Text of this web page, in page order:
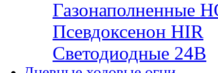
Газонаполненные
Псевдоксенон HIR
Cветодиодные 24B